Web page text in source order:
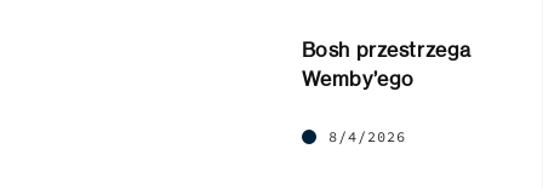
Bosh przestrzega
Wemby’ego
8/4/2026